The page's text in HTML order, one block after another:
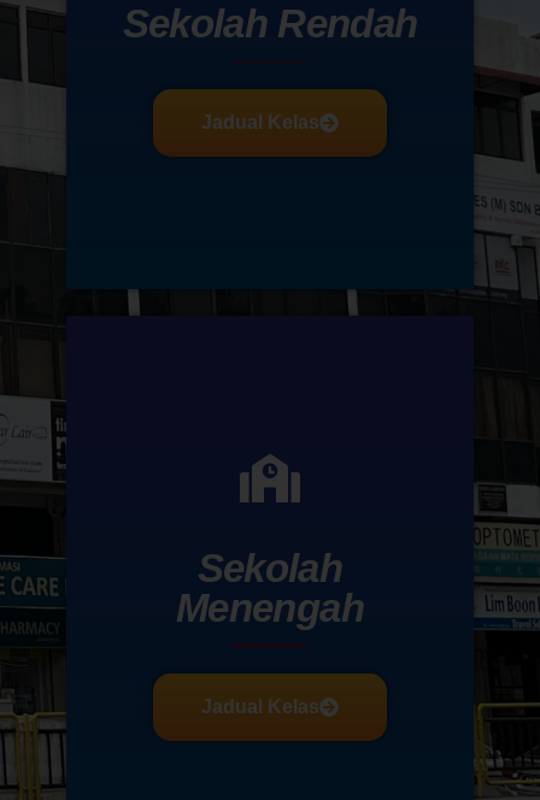
Sekolah Rendah
Jadual Kelas
Sekolah
Menengah
Jadual Kelas